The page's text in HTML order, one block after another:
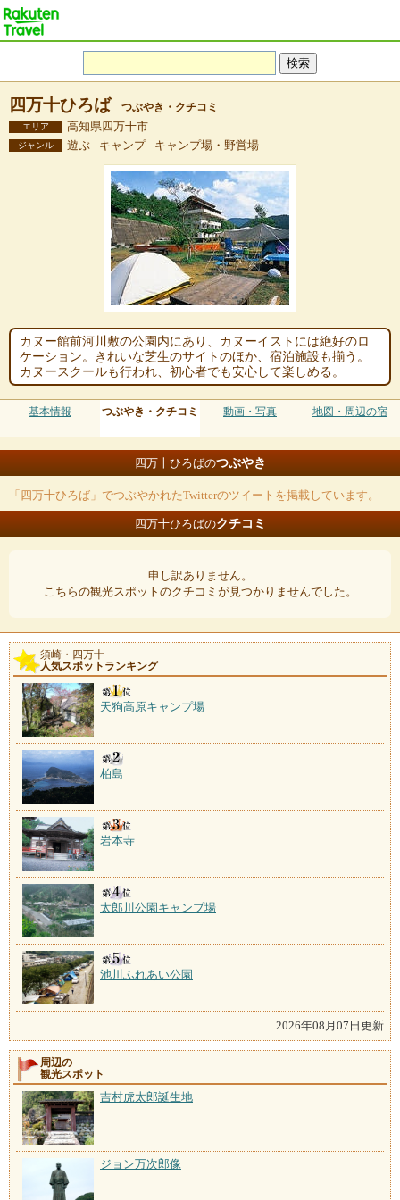
四万十ひろば つぶやき・クチコミ
エリア 高知県四万十市
ジャンル 遊ぶ - キャンプ - キャンプ場・野営場
カヌー館前河川敷の公園内にあり、カヌーイストには絶好のロ
ケーション。きれいな芝生のサイトのほか、宿泊施設も揃う。
カヌースクールも行われ、初心者でも安心して楽しめる。
基本情報 つぶやき・クチコミ 動画・写真 地図・周辺の宿
四万十ひろばのつぶやき
「四万十ひろば」でつぶやかれたTwitterのツイートを掲載しています。
四万十ひろばのクチコミ
申し訳ありません。
こちらの観光スポットのクチコミが見つかりませんでした。
須崎・四万十
人気スポットランキング
天狗高原キャンプ場
柏島
岩本寺
太郎川公園キャンプ場
池川ふれあい公園
2026年08月07日更新
周辺の
観光スポット
吉村虎太郎誕生地
ジョン万次郎像